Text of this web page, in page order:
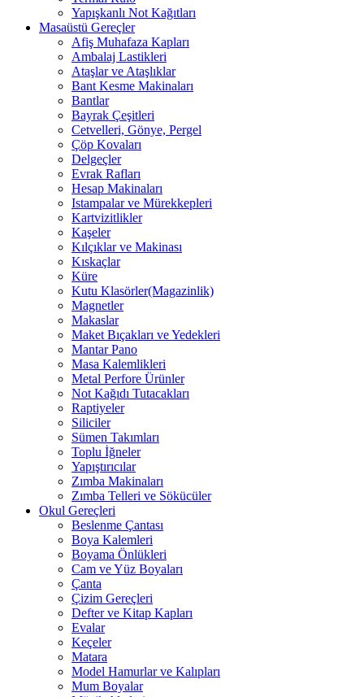
Yapışkanlı Not Kağıtları
Masaüstü Gereçler
Afiş Muhafaza Kapları
Ambalaj Lastikleri
Ataşlar ve Ataşlıklar
Bant Kesme Makinaları
Bantlar
Bayrak Çeşitleri
Cetvelleri, Gönye, Pergel
Çöp Kovaları
Delgeçler
Evrak Rafları
Hesap Makinaları
Istampalar ve Mürekkepleri
Kartvizitlikler
Kaşeler
Kılçıklar ve Makinası
Kıskaçlar
Küre
Kutu Klasörler(Magazinlik)
Magnetler
Makaslar
Maket Bıçakları ve Yedekleri
Mantar Pano
Masa Kalemlikleri
Metal Perfore Ürünler
Not Kağıdı Tutacakları
Raptiyeler
Siliciler
Sümen Takımları
Toplu İğneler
Yapıştırıcılar
Zımba Makinaları
Zımba Telleri ve Sökücüler
Okul Gereçleri
Beslenme Çantası
Boya Kalemleri
Boyama Önlükleri
Cam ve Yüz Boyaları
Çanta
Çizim Gereçleri
Defter ve Kitap Kapları
Evalar
Keçeler
Matara
Model Hamurlar ve Kalıpları
Mum Boyalar